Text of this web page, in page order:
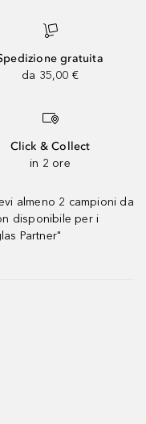
gratuita
da 35,00 €
Click & Collect
in 2 ore
almeno 2 campioni da
disponibile per i
Partner"